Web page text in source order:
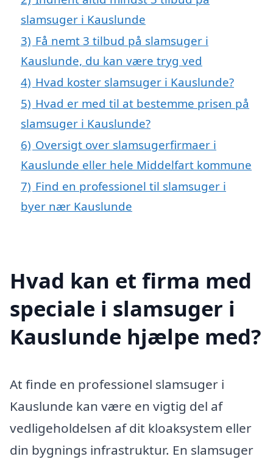
slamsuger i Kauslunde
3) Få nemt 3 tilbud på slamsuger i
Kauslunde, du kan være tryg ved
4) Hvad koster slamsuger i Kauslunde?
5) Hvad er med til at bestemme prisen på
slamsuger i Kauslunde?
6) Oversigt over slamsugerfirmaer i
Kauslunde eller hele Middelfart kommune
7) Find en professionel til slamsuger i
byer nær Kauslunde
Hvad kan et firma med
speciale i slamsuger i
Kauslunde hjælpe med?
At finde en professionel slamsuger i
Kauslunde kan være en vigtig del af
vedligeholdelsen af dit kloaksystem eller
din bygnings infrastruktur. En slamsuger